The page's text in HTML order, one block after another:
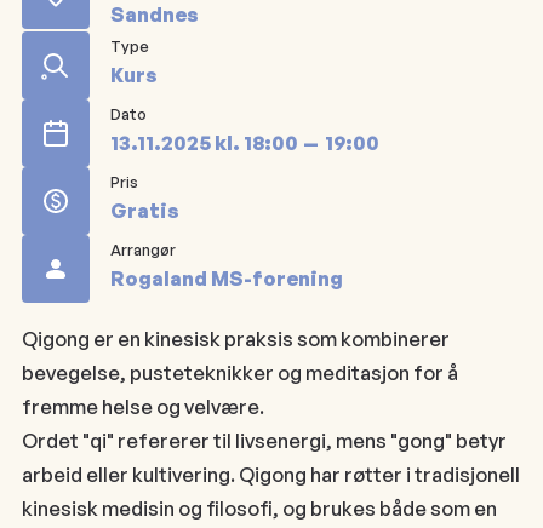
Sandnes
Type
Kurs
Dato
13.11.2025 kl. 18:00 19:00
Pris
Gratis
Arrangør
Rogaland MS-forening
Qigong er en kinesisk praksis som kombinerer
bevegelse, pusteteknikker og meditasjon for å
fremme helse og velvære.
Ordet "qi" refererer til livsenergi, mens "gong" betyr
arbeid eller kultivering. Qigong har røtter i tradisjonell
kinesisk medisin og filosofi, og brukes både som en